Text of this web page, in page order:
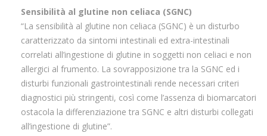
Sensibilità al glutine non celiaca (SGNC)
“La sensibilità al glutine non celiaca (SGNC) è un disturbo
caratterizzato da sintomi intestinali ed extra-intestinali
correlati all’ingestione di glutine in soggetti non celiaci e non
allergici al frumento. La sovrapposizione tra la SGNC ed i
disturbi funzionali gastrointestinali rende necessari criteri
diagnostici più stringenti, così come l’assenza di biomarcatori
ostacola la differenziazione tra SGNC e altri disturbi collegati
all’ingestione di glutine”.